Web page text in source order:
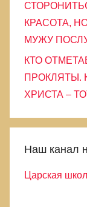
КРАСОТА,
МУЖУ
КТО
ПРОКЛЯТЫ.
ХРИСТА –
Наш канал
Царская